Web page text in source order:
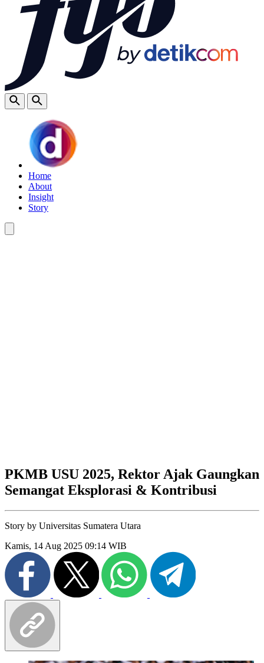
Home
About
Insight
Story
PKMB USU 2025, Rektor Ajak Gaungkan
Semangat Eksplorasi & Kontribusi
Story by Universitas Sumatera Utara
Kamis, 14 Aug 2025 09:14 WIB